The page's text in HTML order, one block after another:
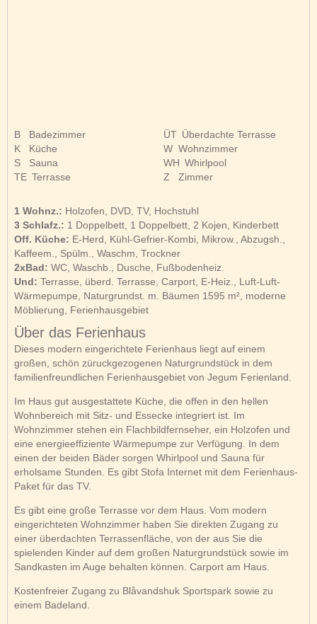
B
Badezimmer
K
Küche
S
Sauna
TE Terrasse
ÜT Überdachte Terrasse
W Wohnzimmer
WH Whirlpool
Z
Zimmer
1 Wohnz.: Holzofen, DVD, TV, Hochstuhl
3 Schlafz.: 1 Doppelbett, 1 Doppelbett, 2 Kojen, Kinderbett
Off. Küche: E-Herd, Kühl-Gefrier-Kombi, Mikrow., Abzugsh.,
Kaffeem., Spülm., Waschm, Trockner
2xBad: WC, Waschb., Dusche, Fußbodenheiz.
Und: Terrasse, überd. Terrasse, Carport, E-Heiz., Luft-Luft-
Wärmepumpe, Naturgrundst. m. Bäumen 1595 m², moderne
Möblierung, Ferienhausgebiet
Über das Ferienhaus
Dieses modern eingerichtete Ferienhaus liegt auf einem
großen, schön züruckgezogenen Naturgrundstück in dem
familienfreundlichen Ferienhausgebiet von Jegum Ferienland.
Im Haus gut ausgestattete Küche, die offen in den hellen
Wohnbereich mit Sitz- und Essecke integriert ist. Im
Wohnzimmer stehen ein Flachbildfernseher, ein Holzofen und
eine energieeffiziente Wärmepumpe zur Verfügung. In dem
einen der beiden Bäder sorgen Whirlpool und Sauna für
erholsame Stunden. Es gibt Stofa Internet mit dem Ferienhaus-
Paket für das TV.
Es gibt eine große Terrasse vor dem Haus. Vom modern
eingerichteten Wohnzimmer haben Sie direkten Zugang zu
einer überdachten Terrassenfläche, von der aus Sie die
spielenden Kinder auf dem großen Naturgrundstück sowie im
Sandkasten im Auge behalten können. Carport am Haus.
Kostenfreier Zugang zu Blåvandshuk Sportspark sowie zu
einem Badeland.